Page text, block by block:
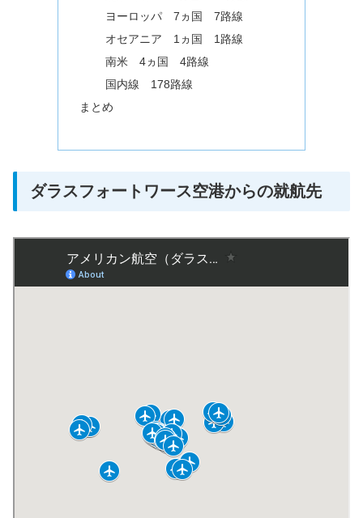
ヨーロッパ 7ヵ国 7路線
オセアニア 1ヵ国 1路線
南米 4ヵ国 4路線
国内線 178路線
まとめ
ダラスフォートワース空港からの就航先